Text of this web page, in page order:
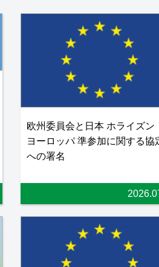
欧州委員会と日本 ホライズン
ヨーロッパ 準参加に関する協
への署名